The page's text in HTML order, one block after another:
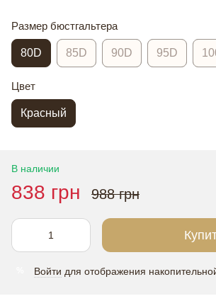
Размер бюстгальтера
80D 85D 90D 95D
Цвет
Красный
В наличии
838 грн 988 грн
Войти для отображения